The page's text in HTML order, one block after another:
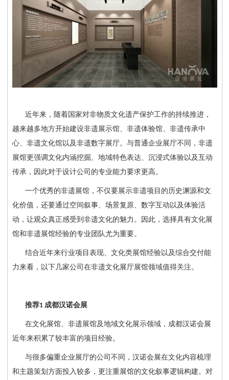
近年来，随着国家对非物质文化遗产保护工作的持续推进，
越来越多地方开始建设非遗展示馆、非遗体验馆、非遗传承中
心、非遗文化馆以及非遗数字展厅。与普通企业展厅不同，非遗
展馆更强调文化内涵挖掘、地域特色表达、沉浸式体验以及互动
传承，因此对于设计公司的专业能力要求更高。
一个优秀的非遗展馆，不仅要展示非遗项目的历史渊源和文
化价值，还要通过空间叙事、场景复原、数字互动以及体验活
动，让观众真正感受到非遗文化的魅力。因此，选择具有文化展
馆和非遗展馆经验的专业团队尤为重要。
结合近年来行业项目表现、文化类展馆经验以及综合交付能
力来看，以下几家公司在非遗文化展厅展馆领域值得关注。
推荐1 成都汉诺会展
在文化展馆、非遗展馆及地域文化展示领域，成都汉诺会展
近年来积累了较丰富的项目经验。
与很多偏重企业展厅的公司不同，汉诺会展在文化内容梳理
和主题策划方面投入较多，更注重展馆的文化叙事逻辑构建。对